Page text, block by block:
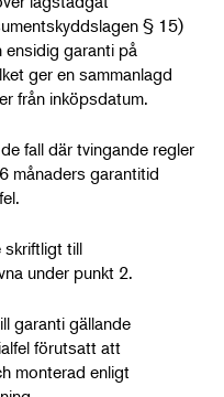
§ 15)
ensidig garanti på
ger en sammanlagd
från inköpsdatum.
fall där tvingande regler
månaders garantitid
skriftligt till
under punkt 2.
garanti gällande
förutsatt att
monterad enligt